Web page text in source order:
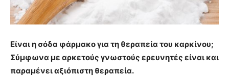
Είναι η σόδα φάρμακο για τη θεραπεία του καρκίνου;
Σύμφωνα με αρκετούς γνωστούς ερευνητές είναι και
παραμένει αξιόπιστη θεραπεία.